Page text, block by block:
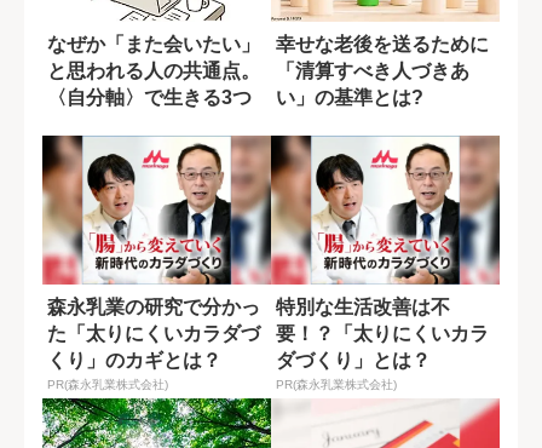
なぜか「また会いたい」
と思われる人の共通点。
〈自分軸〉で生きる3つ
幸せな老後を送るために
「清算すべき人づきあ
い」の基準とは?
森永乳業の研究で分かっ
た「太りにくいカラダづ
くり」のカギとは？
PR(森永乳業株式会社)
特別な生活改善は不
要！？「太りにくいカラ
ダづくり」とは？
PR(森永乳業株式会社)